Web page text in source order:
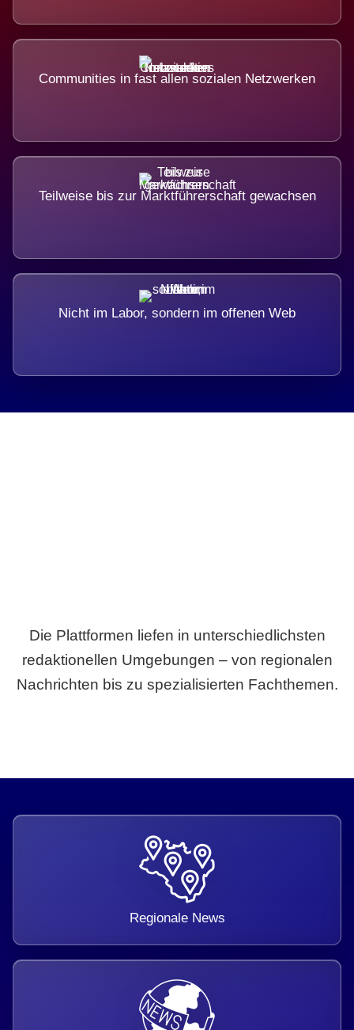
Communities in fast allen sozialen Netzwerken
Teilweise bis zur Marktführerschaft gewachsen
Nicht im Labor, sondern im offenen Web
Die Plattformen liefen in unterschiedlichsten
redaktionellen Umgebungen – von regionalen
Nachrichten bis zu spezialisierten Fachthemen.
Regionale News